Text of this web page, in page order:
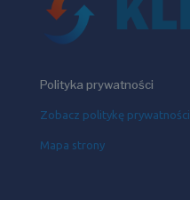
Polityka prywatności
Zobacz politykę prywatności
Mapa strony